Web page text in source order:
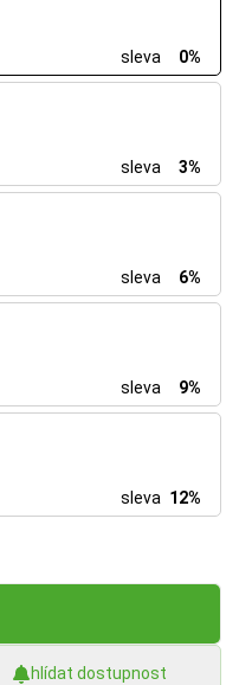
sleva
0%
sleva
3%
sleva
6%
sleva
9%
sleva 12%
hlídat dostupnost